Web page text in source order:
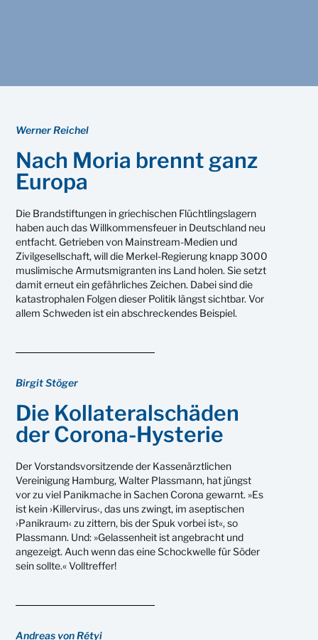
Werner Reichel
Nach Moria brennt ganz
Europa
Die Brandstiftungen in griechischen Flüchtlingslagern
haben auch das Willkommensfeuer in Deutschland neu
entfacht. Getrieben von Mainstream-Medien und
Zivilgesellschaft, will die Merkel-Regierung knapp 3000
muslimische Armutsmigranten ins Land holen. Sie setzt
damit erneut ein gefährliches Zeichen. Dabei sind die
katastrophalen Folgen dieser Politik längst sichtbar. Vor
allem Schweden ist ein abschreckendes Beispiel.
Birgit Stöger
Die Kollateralschäden
der Corona-Hysterie
Der Vorstandsvorsitzende der Kassenärztlichen
Vereinigung Hamburg, Walter Plassmann, hat jüngst
vor zu viel Panikmache in Sachen Corona gewarnt. »Es
ist kein ›Killervirus‹, das uns zwingt, im aseptischen
›Panikraum‹ zu zittern, bis der Spuk vorbei ist«, so
Plassmann. Und: »Gelassenheit ist angebracht und
angezeigt. Auch wenn das eine Schockwelle für Söder
sein sollte.« Volltreffer!
Andreas von Rétyi